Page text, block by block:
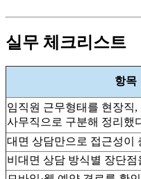
실무 체크리스트
항목
임직원 근무형태를 현장직
사무직으로 구분해 정리했
대면 상담만으로 접근성이
비대면 상담 방식별 장단점